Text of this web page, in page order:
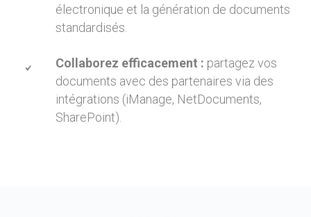
électronique et la génération de documents
standardisés.
Collaborez efficacement : partagez vos
documents avec des partenaires via des
intégrations (iManage, NetDocuments,
SharePoint).